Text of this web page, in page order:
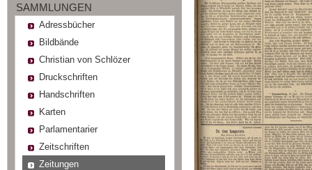
SAMMLUNGEN
Adressbücher
Bildbände
Christian von Schlözer
Druckschriften
Handschriften
Karten
Parlamentarier
Zeitschriften
Zeitungen